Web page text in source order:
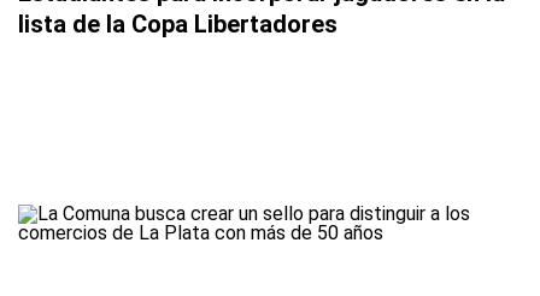
lista de la Copa Libertadores